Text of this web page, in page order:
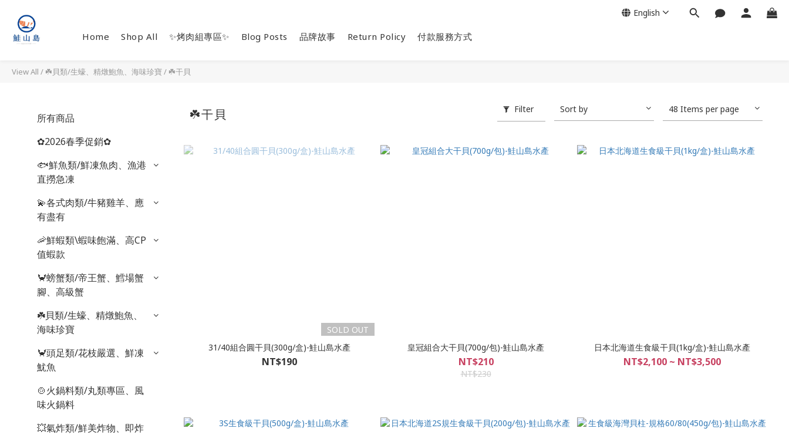
Home Shop All ✨烤肉組專區✨ Blog Posts 品牌故事 Return Policy 付款服務方式
English
View All /☘️貝類/生蠔、精燉鮑魚、海味珍寶/☘️干貝
所有商品
✿2026春季促銷✿
🐟鮮魚類/鮮凍魚肉、漁港
直撈急凍
💫各式肉類/牛豬雞羊、應
有盡有
🦐鮮蝦類\蝦味飽滿、高CP
值蝦款
🦀螃蟹類/帝王蟹、鱈場蟹
腳、高級蟹
☘️貝類/生蠔、精燉鮑魚、
海味珍寶
🦀頭足類/花枝嚴選、鮮凍
魷魚
🍲火鍋料類/丸類專區、風
味火鍋料
💥氣炸類/鮮美炸物、即炸
☘️干貝 Filter Sort by 48 Items per page
SOLD OUT
31/40組合圓干貝(300g/盒)-鮭山島水產
NT$190
皇冠組合大干貝(700g/包)-鮭山島水產
NT$210
NT$230
日本北海道生食級干貝(1kg/盒)-鮭山島水產
NT$2,100 ~ NT$3,500